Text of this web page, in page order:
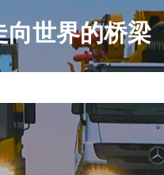
世界的桥梁